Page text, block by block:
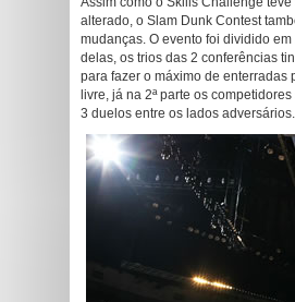
alterado, o Slam Dunk Contest
mudanças. O evento foi dividido em
delas, os trios das 2 conferências
para fazer o máximo de enterradas
livre, já na 2ª parte os
3 duelos entre os lados adversários.